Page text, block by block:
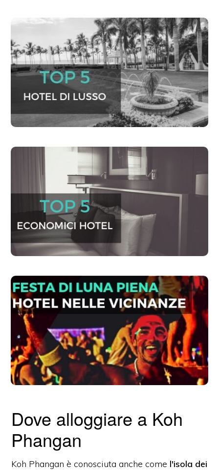
Dove alloggiare a Koh
Phangan
Koh Phangan è conosciuta anche come l'isola dei